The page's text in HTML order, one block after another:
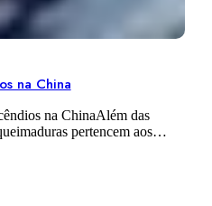
na China
na ChinaAlém das
pertencem aos